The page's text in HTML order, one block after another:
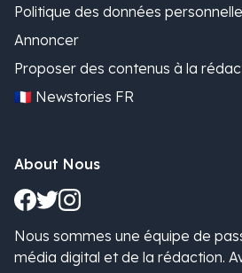
Politique des données
Annoncer
Proposer des contenus à la
🇫🇷 Newstories FR
About Nous
Nous sommes une équipe de
média digital et de la rédaction.